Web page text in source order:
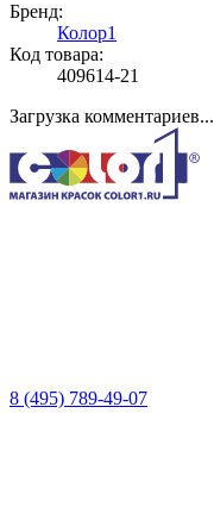
Бренд:
Колор1
Код товара:
409614-21
Загрузка комментариев...
8 (495) 789-49-07